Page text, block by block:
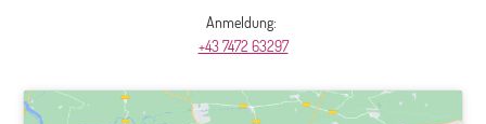
Anmeldung:
+43 7472 63297